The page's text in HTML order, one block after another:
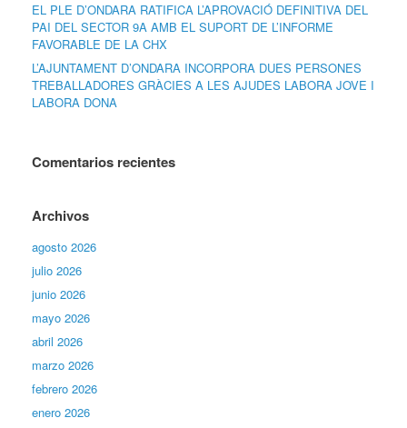
EL PLE D’ONDARA RATIFICA L’APROVACIÓ DEFINITIVA DEL
PAI DEL SECTOR 9A AMB EL SUPORT DE L’INFORME
FAVORABLE DE LA CHX
L’AJUNTAMENT D’ONDARA INCORPORA DUES PERSONES
TREBALLADORES GRÀCIES A LES AJUDES LABORA JOVE I
LABORA DONA
Comentarios recientes
Archivos
agosto 2026
julio 2026
junio 2026
mayo 2026
abril 2026
marzo 2026
febrero 2026
enero 2026